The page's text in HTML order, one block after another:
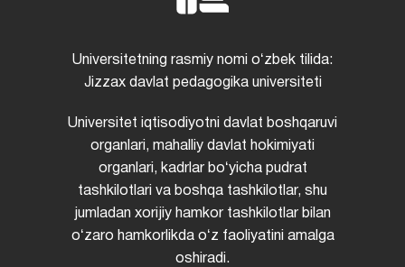
Universitetning rasmiy nomi oʻzbek tilida:
Jizzax davlat pedagogika universiteti
Universitet iqtisodiyotni davlat boshqaruvi
organlari, mahalliy davlat hokimiyati
organlari, kadrlar boʻyicha pudrat
tashkilotlari va boshqa tashkilotlar, shu
jumladan xorijiy hamkor tashkilotlar bilan
oʻzaro hamkorlikda oʻz faoliyatini amalga
oshiradi.